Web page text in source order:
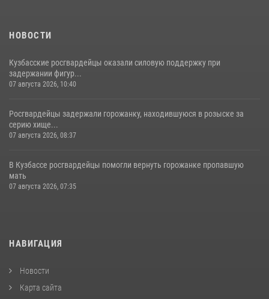
НОВОСТИ
Кузбасские росгвардейцы оказали силовую поддержку при
задержании фигур...
07 августа 2026, 10:40
Росгвардейцы задержали горожанку, находившуюся в розыске за
серию хище...
07 августа 2026, 08:37
В Кузбассе росгвардейцы помогли вернуть горожанке пропавшую
мать
07 августа 2026, 07:35
НАВИГАЦИЯ
Новости
Карта сайта